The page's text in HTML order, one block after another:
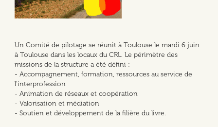
Un Comité de pilotage se réunit à Toulouse le mardi 6 juin
à Toulouse dans les locaux du CRL. Le périmètre des
missions de la structure a été défini :
- Accompagnement, formation, ressources au service de
l'interprofession
- Animation de réseaux et coopération
- Valorisation et médiation
- Soutien et développement de la filière du livre.